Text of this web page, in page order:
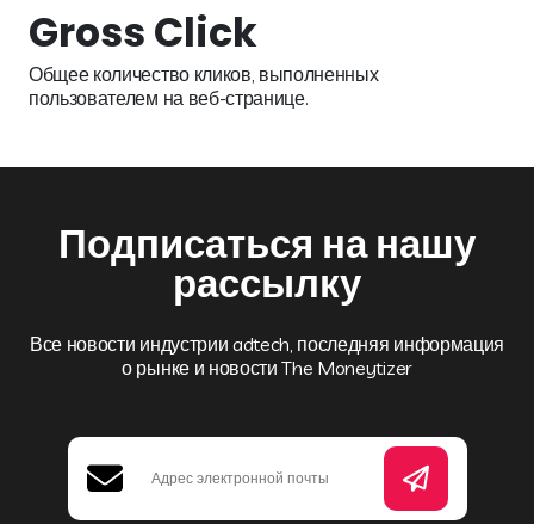
Gross Click
Общее количество кликов, выполненных
пользователем на веб-странице.
Подписаться на нашу
рассылку
Все новости индустрии adtech, последняя информация
о рынке и новости The Moneytizer